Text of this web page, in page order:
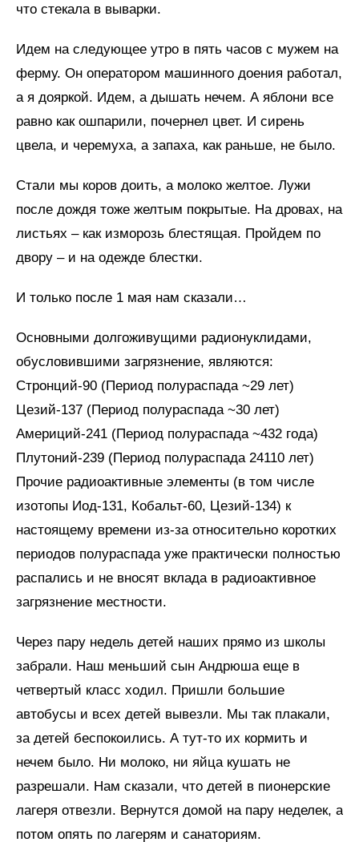
что стекала в выварки.
Идем на следующее утро в пять часов с мужем на
ферму. Он оператором машинного доения работал,
а я дояркой. Идем, а дышать нечем. А яблони все
равно как ошпарили, почернел цвет. И сирень
цвела, и черемуха, а запаха, как раньше, не было.
Стали мы коров доить, а молоко желтое. Лужи
после дождя тоже желтым покрытые. На дровах, на
листьях – как изморозь блестящая. Пройдем по
двору – и на одежде блестки.
И только после 1 мая нам сказали…
Основными долгоживущими радионуклидами,
обусловившими загрязнение, являются:
Стронций-90 (Период полураспада ~29 лет)
Цезий-137 (Период полураспада ~30 лет)
Америций-241 (Период полураспада ~432 года)
Плутоний-239 (Период полураспада 24110 лет)
Прочие радиоактивные элементы (в том числе
изотопы Иод-131, Кобальт-60, Цезий-134) к
настоящему времени из-за относительно коротких
периодов полураспада уже практически полностью
распались и не вносят вклада в радиоактивное
загрязнение местности.
Через пару недель детей наших прямо из школы
забрали. Наш меньший сын Андрюша еще в
четвертый класс ходил. Пришли большие
автобусы и всех детей вывезли. Мы так плакали,
за детей беспокоились. А тут-то их кормить и
нечем было. Ни молоко, ни яйца кушать не
разрешали. Нам сказали, что детей в пионерские
лагеря отвезли. Вернутся домой на пару неделек, а
потом опять по лагерям и санаториям.